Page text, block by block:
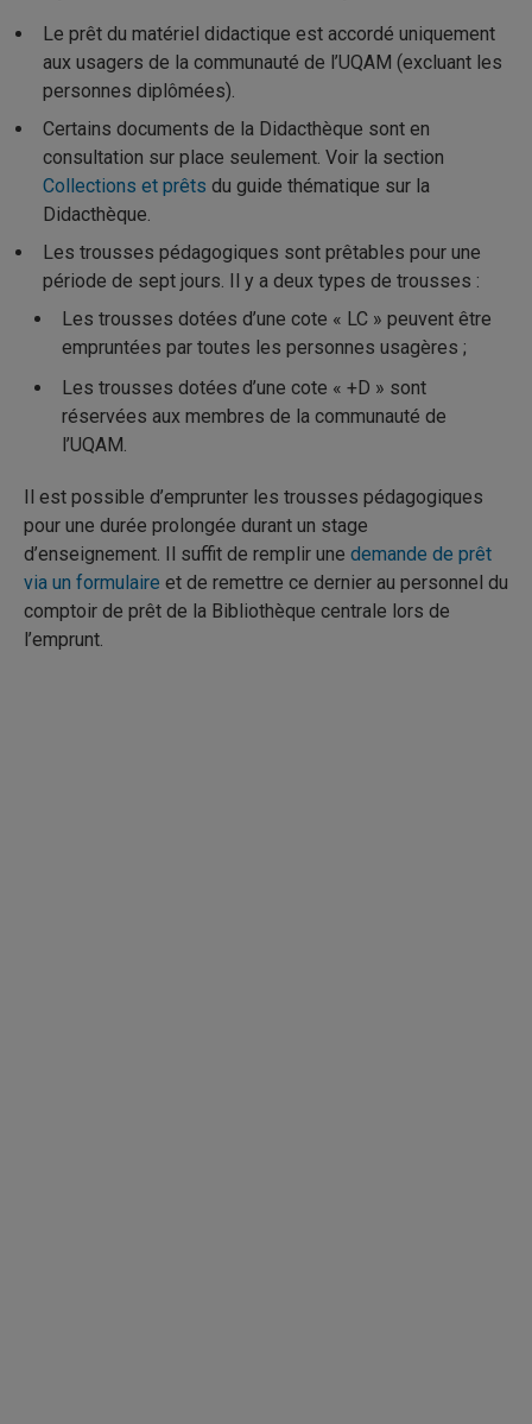
Le prêt du matériel didactique est accordé uniquement
aux usagers de la communauté de l’UQAM (excluant les
personnes diplômées).
Certains documents de la Didacthèque sont en
consultation sur place seulement. Voir la section
Collections et prêts du guide thématique sur la
Didacthèque.
Les trousses pédagogiques sont prêtables pour une
période de sept jours. Il y a deux types de trousses :
Les trousses dotées d’une cote « LC » peuvent être
empruntées par toutes les personnes usagères ;
Les trousses dotées d’une cote « +D » sont
réservées aux membres de la communauté de
l’UQAM.
Il est possible d’emprunter les trousses pédagogiques
pour une durée prolongée durant un stage
d’enseignement. Il suffit de remplir une demande de prêt
via un formulaire et de remettre ce dernier au personnel du
comptoir de prêt de la Bibliothèque centrale lors de
l’emprunt.